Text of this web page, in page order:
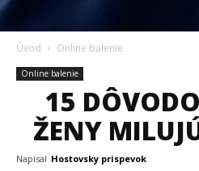
Úvod Online balenie
Online balenie
15
ŽENY
Napísal Hostovsky prispevok